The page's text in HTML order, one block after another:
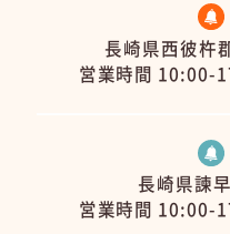
長崎県西彼杵
営業時間 10:00-
長崎県諫
営業時間 10:00-